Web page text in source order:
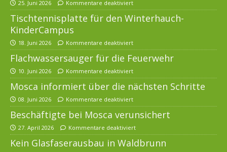
25. Juni 2026 Kommentare deaktiviert
Tischtennisplatte für den Winterhauch-
KinderCampus
18. Juni 2026 Kommentare deaktiviert
Flachwassersauger für die Feuerwehr
10. Juni 2026 Kommentare deaktiviert
Mosca informiert über die nächsten Schritte
08. Juni 2026 Kommentare deaktiviert
Beschäftigte bei Mosca verunsichert
27. April 2026 Kommentare deaktiviert
Kein Glasfaserausbau in Waldbrunn